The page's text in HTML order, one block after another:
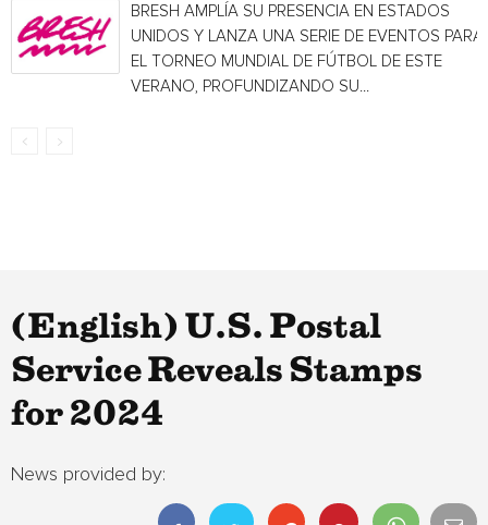
BRESH AMPLÍA SU PRESENCIA EN ESTADOS
UNIDOS Y LANZA UNA SERIE DE EVENTOS PARA
EL TORNEO MUNDIAL DE FÚTBOL DE ESTE
VERANO, PROFUNDIZANDO SU...
(English) U.S. Postal
Service Reveals Stamps
for 2024
News provided by: